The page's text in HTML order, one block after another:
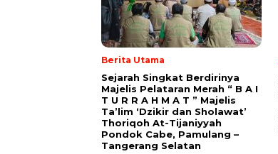
Berita Utama
Sejarah Singkat Berdirinya
Majelis Pelataran Merah “ B A I
T U R R A H M A T ” Majelis
Ta’lim ‘Dzikir dan Sholawat’
Thoriqoh At-Tijaniyyah
Pondok Cabe, Pamulang –
Tangerang Selatan